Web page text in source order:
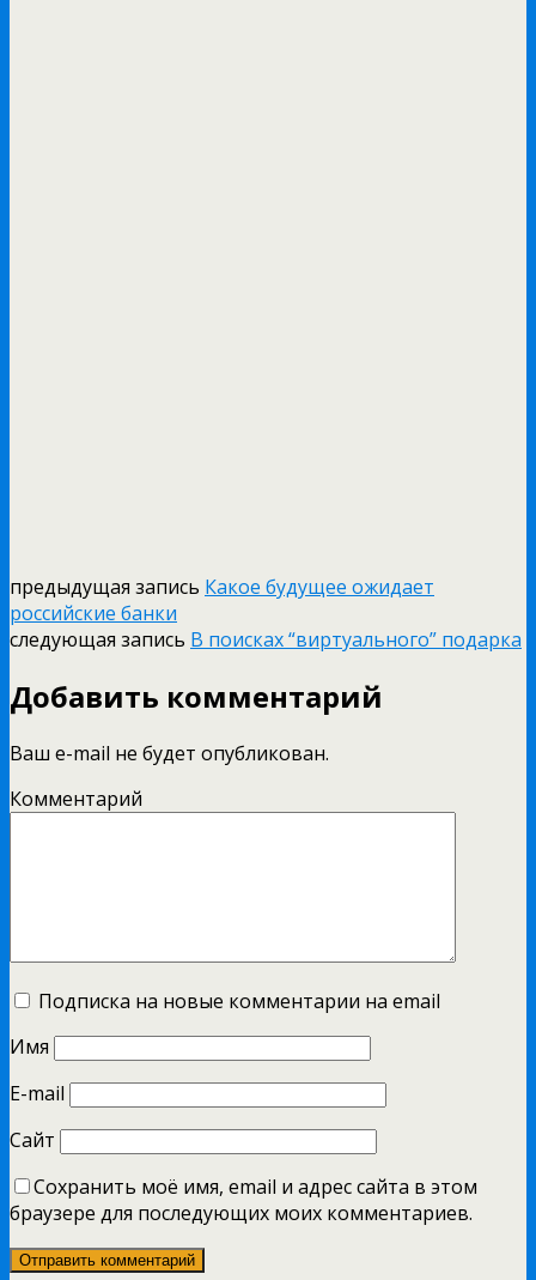
предыдущая запись Какое будущее ожидает
российские банки
следующая запись В поисках “виртуального” подарка
Добавить комментарий
Ваш e-mail не будет опубликован.
Комментарий
Подписка на новые комментарии на email
Имя
E-mail
Сайт
Сохранить моё имя, email и адрес сайта в этом
браузере для последующих моих комментариев.